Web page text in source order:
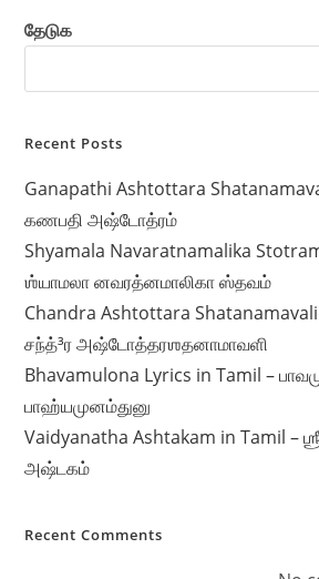
தேடுக
Recent Posts
Ganapathi Ashtottara
கணபதி அஷ்டோத்ரம்
Shyamala Navaratnamalika
ஶ்யாமலா னவரத்னமாலிகா ஸ்தவம்
Chandra Ashtottara
சந்த்³ர அஷ்டோத்தரஶதனாமாவளி
Bhavamulona Lyrics in Tamil –
பாஹ்யமுனம்துனு
Vaidyanatha Ashtakam in Tamil –
அஷ்டகம்
Recent Comments